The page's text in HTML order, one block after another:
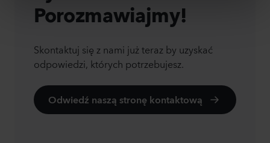
Porozmawiajmy!
Skontaktuj się z nami już teraz by uzyskać
odpowiedzi, których potrzebujesz.
Odwiedź naszą stronę kontaktową